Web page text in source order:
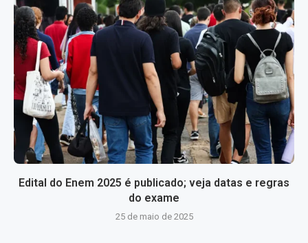
Edital do Enem 2025 é publicado; veja datas e regras
do exame
25 de maio de 2025